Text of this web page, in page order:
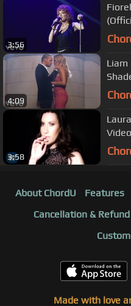
3:56
4:09
Liam
3:58
About ChordU Features
Cancellation &
Made with love